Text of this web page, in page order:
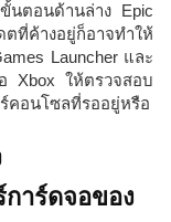
นตอนด้านล่าง Epic
ที่ค้างอยู่ก็อาจทำให้
Launcher และ
Xbox ให้ตรวจสอบ
คอนโซลที่รออยู่หรือ
าร์ดจอของ